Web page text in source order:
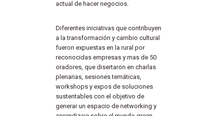
actual de hacer negocios.
Diferentes iniciativas que contribuyen
a la transformación y cambio cultural
fueron expuestas en la rural por
reconocidas empresas y mas de 50
oradores, que disertaron en charlas
plenarias, sesiones temáticas,
workshops y expos de soluciones
sustentables con el objetivo de
generar un espacio de networking y